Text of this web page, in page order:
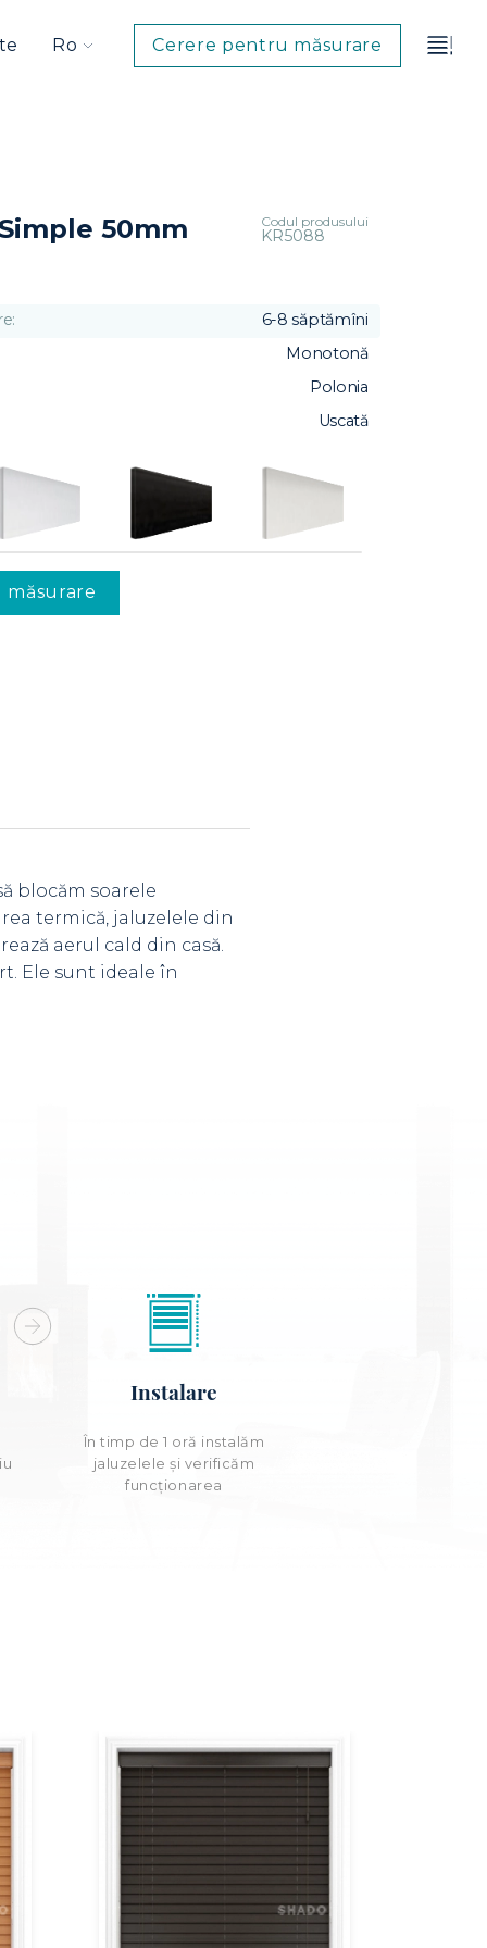
Ro Cerere pentru măsurare
50mm Codul produsului
KR5088
6-8 săptămîni
Monotonă
Polonia
Uscată
blocăm soarele
termică, jaluzelele din
aerul cald din casă.
Ele sunt ideale în
Instalare
În timp de 1 oră instalăm
jaluzelele și verificăm
funcționarea